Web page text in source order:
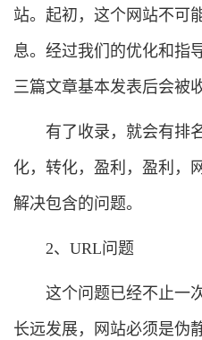
站。起初，这个网站不可
息。经过我们的优化和指
三篇文章基本发表后会被
有了收录，就会有排
化，转化，盈利，盈利，
解决包含的问题。
2、URL问题
这个问题已经不止一
长远发展，网站必须是伪